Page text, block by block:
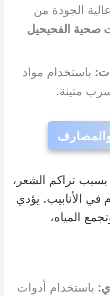
الجودة من
صحية الفحيحيل
باستخدام مواد
متينة.
تراكم الشعر،
في الأنابيب. يؤدي
المياه،
باستخدام أدوات